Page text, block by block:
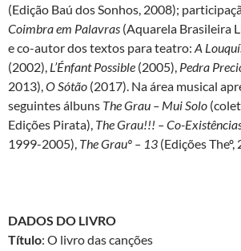
(Edição Baú dos Sonhos, 2008);
Coimbra em Palavras (Aquarela Brasileira
e co-autor dos textos para teatro: A
(2002), L’Énfant Possible (2005), Pedra
2013), O Sótão (2017). Na área musical
seguintes álbuns The Grau – Mui Solo
Edições Pirata), The Grau!!! – Co-
1999-2005), The Grauº – 13 (Edições Theº,
DADOS DO LIVRO
Título: O livro das canções